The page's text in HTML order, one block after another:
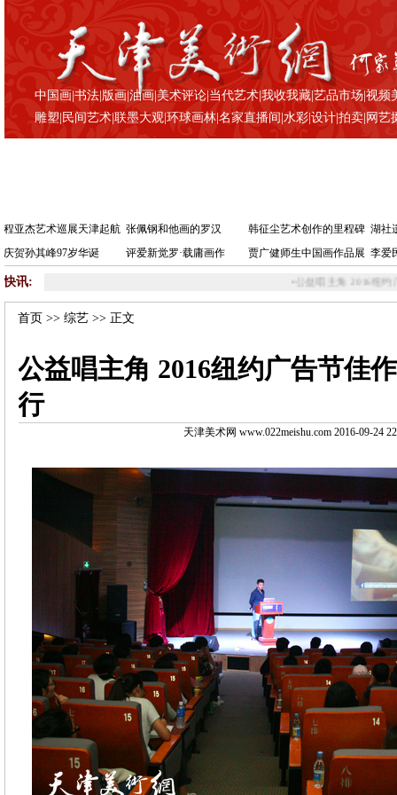
中国画 |书法 版画 |油画 |美术评论 当代艺术 |我收我藏 |艺品市场 |视频
雕塑 民间艺术 |联墨大观 |环球画林 |名家直播间 |水彩 |设计 |拍卖 网艺
程亚杰艺术巡展天津起航 张佩钢和他画的罗汉 韩征尘艺术创作的里程碑 湖社
庆贺孙其峰97岁华诞
评爱新觉罗·载庸画作 贾广健师生中国画作品展 李爱
快讯: 公益唱主角 2016纽约广告节佳作展在智慧
首页 >>综艺 >> 正文
公益唱主角 2016纽约广告节佳
行
天津美术网 www.022meishu.com 2016-09-24